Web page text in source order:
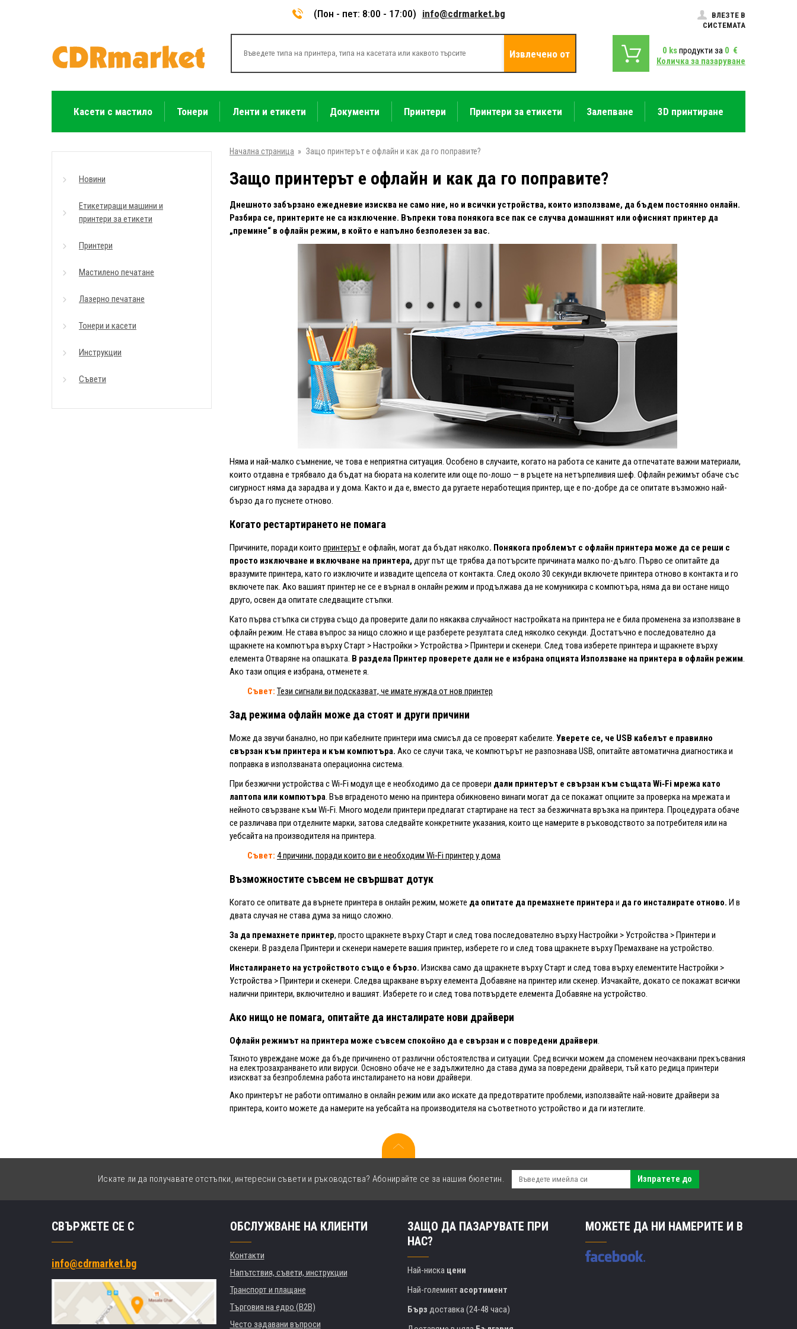
(Пон - пет: 8:00 - 17:00) info@cdrmarket.bg
ВЛЕЗТЕ В
СИСТЕМАТА
Извлечено от 0 ksпродукти за 0 €
Количка за пазаруване
Касети с мастило Тонери Ленти и етикети Документи Принтери Принтери за етикети Залепване 3D принтиране
Новини
Етикетиращи машини и
принтери за етикети
Принтери
Мастилено печатане
Лазерно печатане
Тонери и касети
Инструкции
Съвети
Начална страница » Защо принтерът е офлайн и как да го поправите?
Защо принтерът е офлайн и как да го поправите?
Днешното забързано ежедневие изисква не само ние, но и всички устройства, които използваме, да бъдем постоянно онлайн.
Разбира се, принтерите не са изключение. Въпреки това понякога все пак се случва домашният или офисният принтер да
„премине“ в офлайн режим, в който е напълно безполезен за вас.
Няма и най-малко съмнение, че това е неприятна ситуация. Особено в случаите, когато на работа се каните да отпечатате важни материали,
които отдавна е трябвало да бъдат на бюрата на колегите или още по-лошо — в ръцете на нетърпеливия шеф. Офлайн режимът обаче със
сигурност няма да зарадва и у дома. Както и да е, вместо да ругаете неработещия принтер, ще е по-добре да се опитате възможно най-
бързо да го пуснете отново.
Когато рестартирането не помага
Причините, поради които принтеръте офлайн, могат да бъдат няколко. Понякога проблемът с офлайн принтера може да се реши с
просто изключване и включване на принтера, друг път ще трябва да потърсите причината малко по-дълго. Първо се опитайте да
вразумите принтера, като го изключите и извадите щепсела от контакта. След около 30 секунди включете принтера отново в контакта и го
включете пак. Ако вашият принтер не се е върнал в онлайн режим и продължава да не комуникира с компютъра, няма да ви остане нищо
друго, освен да опитате следващите стъпки.
Като първа стъпка си струва също да проверите дали по някаква случайност настройката на принтера не е била променена за използване в
офлайн режим. Не става въпрос за нищо сложно и ще разберете резултата след няколко секунди. Достатъчно е последователно да
щракнете на компютъра върху Старт > Настройки > Устройства > Принтери и скенери. След това изберете принтера и щракнете върху
елемента Отваряне на опашката. В раздела Принтер проверете дали не е избрана опцията Използване на принтера в офлайн режим.
Ако тази опция е избрана, отменете я.
Съвет: Тези сигнали ви подсказват, че имате нужда от нов принтер
Зад режима офлайн може да стоят и други причини
Може да звучи банално, но при кабелните принтери има смисъл да се проверят кабелите. Уверете се, че USB кабелът е правилно
свързан към принтера и към компютъра. Ако се случи така, че компютърът не разпознава USB, опитайте автоматична диагностика и
поправка в използваната операционна система.
При безжични устройства с Wi‑Fi модул ще е необходимо да се провери дали принтерът е свързан към същата Wi‑Fi мрежа като
лаптопа или компютъра. Във вграденото меню на принтера обикновено винаги могат да се покажат опциите за проверка на мрежата и
нейното свързване към Wi‑Fi. Много модели принтери предлагат стартиране на тест за безжичната връзка на принтера. Процедурата обаче
се различава при отделните марки, затова следвайте конкретните указания, които ще намерите в ръководството за потребителя или на
уебсайта на производителя на принтера.
Съвет: 4 причини, поради които ви е необходим Wi‑Fi принтер у дома
Възможностите съвсем не свършват дотук
Когато се опитвате да върнете принтера в онлайн режим, можете да опитате да премахнете принтераи да го инсталирате отново. И в
двата случая не става дума за нищо сложно.
За да премахнете принтер, просто щракнете върху Старт и след това последователно върху Настройки > Устройства > Принтери и
скенери. В раздела Принтери и скенери намерете вашия принтер, изберете го и след това щракнете върху Премахване на устройство.
Инсталирането на устройството също е бързо. Изисква само да щракнете върху Старт и след това върху елементите Настройки >
Устройства > Принтери и скенери. Следва щракване върху елемента Добавяне на принтер или скенер. Изчакайте, докато се покажат всички
налични принтери, включително и вашият. Изберете го и след това потвърдете елемента Добавяне на устройство.
Ако нищо не помага, опитайте да инсталирате нови драйвери
Офлайн режимът на принтера може съвсем спокойно да е свързан и с повредени драйвери.
Тяхното увреждане може да бъде причинено от различни обстоятелства и ситуации. Сред всички можем да споменем неочаквани прекъсвания
на електрозахранването или вируси. Основно обаче не е задължително да става дума за повредени драйвери, тъй като редица принтери
изискват за безпроблемна работа инсталирането на нови драйвери.
Ако принтерът не работи оптимално в онлайн режим или ако искате да предотвратите проблеми, използвайте най-новите драйвери за
принтера, които можете да намерите на уебсайта на производителя на съответното устройство и да ги изтеглите.
Искате ли да получавате отстъпки, интересни съвети и ръководства? Абонирайте се за нашия бюлетин. Изпратете до
СВЪРЖЕТЕ СЕ С
info@cdrmarket.bg
ОБСЛУЖВАНЕ НА КЛИЕНТИ
Контакти
Напътствия, съвети, инструкции
Транспорт и плащане
Търговия на едро (B2B)
Често задавани въпроси
ЗАЩО ДА ПАЗАРУВАТЕ ПРИ
НАС?
Най-ниска цени
Най-големиятасортимент
Бърз доставка (24-48 часа)
МОЖЕТЕ ДА НИ НАМЕРИТЕ И В